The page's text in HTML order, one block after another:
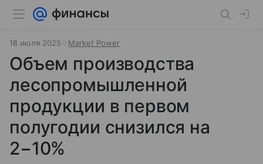
18 июля 2025 Market Power
Объем производства
лесопромышленной
продукции в первом
полугодии снизился на
2−10%